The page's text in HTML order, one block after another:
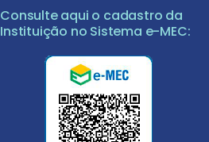
Consulte aqui o cadastro da
Instituição no Sistema e-MEC: